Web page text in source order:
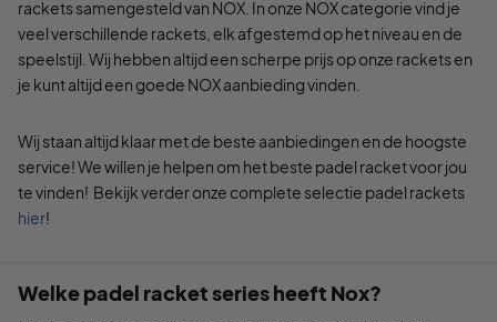
rackets samengesteld van NOX. In onze NOX categorie vind je
veel verschillende rackets, elk afgestemd op het niveau en de
speelstijl. Wij hebben altijd een scherpe prijs op onze rackets en
je kunt altijd een goede NOX aanbieding vinden.
Wij staan altijd klaar met de beste aanbiedingen en de hoogste
service! We willen je helpen om het beste padel racket voor jou
te vinden! Bekijk verder onze complete selectie padel rackets
hier!
Welke padel racket series heeft Nox?